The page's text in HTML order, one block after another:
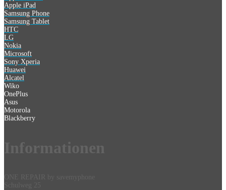
Apple iPad
Samsung Phone
Samsung Tablet
HTC
LG
Nokia
Microsoft
Sony Xperia
Huawei
Alcatel
Wiko
OnePlus
Asus
Motorola
Blackberry
Information
ONE REPAIR by savemyphone
Schulweg 25